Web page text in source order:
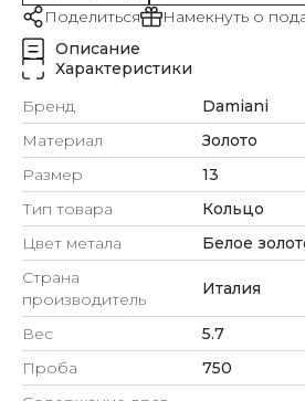
Поделиться
Намекнуть о
Описание
Характеристики
Бренд
Damiani
Материал
Золото
Размер
13
Тип товара
Кольцо
Цвет метала
Белое
Страна
производитель
Италия
Вес
5.7
Проба
750